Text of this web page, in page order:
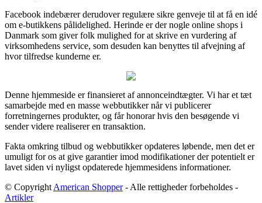
Facebook indebærer derudover regulære sikre genveje til at få en idé
om e-butikkens pålidelighed. Herinde er der nogle online shops i
Danmark som giver folk mulighed for at skrive en vurdering af
virksomhedens service, som desuden kan benyttes til afvejning af
hvor tilfredse kunderne er.
Denne hjemmeside er finansieret af annonceindtægter. Vi har et tæt
samarbejde med en masse webbutikker når vi publicerer
forretningernes produkter, og får honorar hvis den besøgende vi
sender videre realiserer en transaktion.
Fakta omkring tilbud og webbutikker opdateres løbende, men det er
umuligt for os at give garantier imod modifikationer der potentielt er
lavet siden vi nyligst opdaterede hjemmesidens informationer.
© Copyright American Shopper- Alle rettigheder forbeholdes -
Artikler